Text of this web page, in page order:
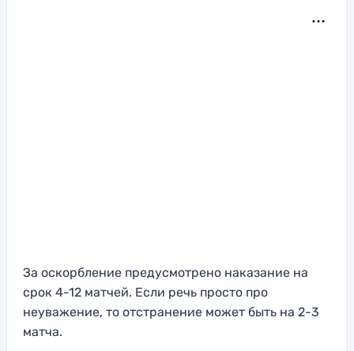
За оскорбление предусмотрено наказание на
срок 4-12 матчей. Если речь просто про
неуважение, то отстранение может быть на 2-3
матча.